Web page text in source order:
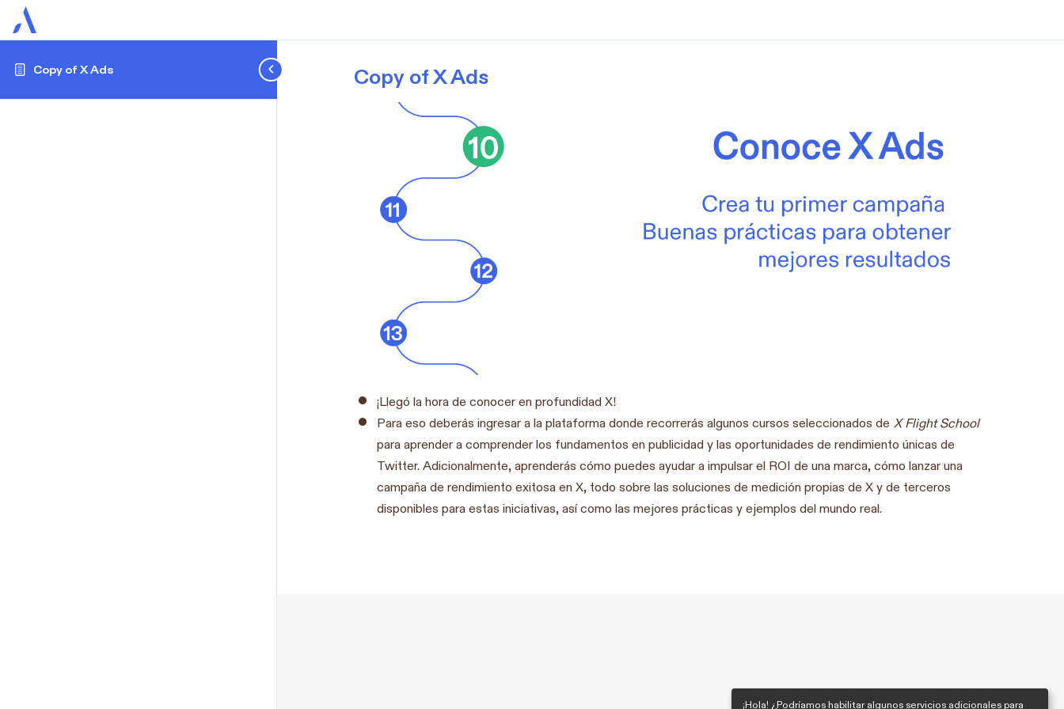
Copy of X Ads Copy of X Ads
¡Llegó la hora de conocer en profundidad X!
Para eso deberás ingresar a la plataforma donde recorrerás algunos cursos seleccionados de X Flight School
para aprender a comprender los fundamentos en publicidad y las oportunidades de rendimiento únicas de
Twitter. Adicionalmente, aprenderás cómo puedes ayudar a impulsar el ROI de una marca, cómo lanzar una
campaña de rendimiento exitosa en X, todo sobre las soluciones de medición propias de X y de terceros
disponibles para estas iniciativas, así como las mejores prácticas y ejemplos del mundo real.
¡Hola! ¿Podríamos habilitar algunos servicios adicionales para